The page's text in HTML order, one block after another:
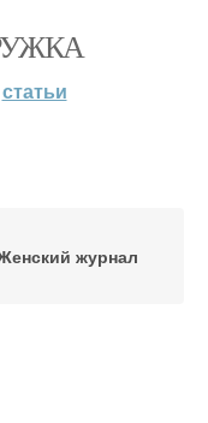
статьи
журнал